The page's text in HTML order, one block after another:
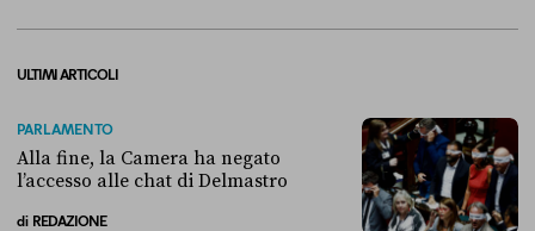
ULTIMI ARTICOLI
PARLAMENTO
Alla fine, la Camera ha negato
l’accesso alle chat di Delmastro
di REDAZIONE